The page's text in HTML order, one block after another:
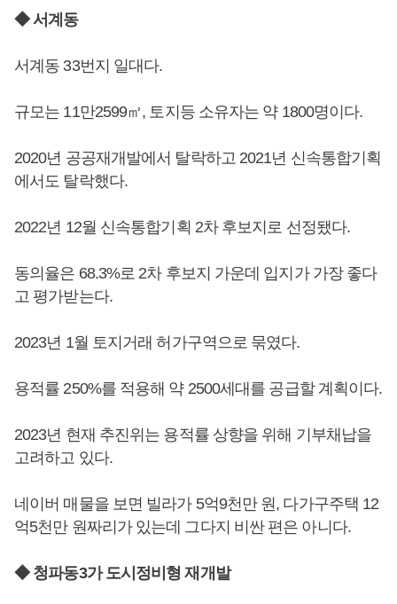
◆ 서계동
서계동 33번지 일대다.
규모는 11만2599㎡, 토지등 소유자는 약 1800명이다.
2020년 공공재개발에서 탈락하고 2021년 신속통합기획
에서도 탈락했다.
2022년 12월 신속통합기획 2차 후보지로 선정됐다.
동의율은 68.3%로 2차 후보지 가운데 입지가 가장 좋다
고 평가받는다.
2023년 1월 토지거래 허가구역으로 묶였다.
용적률 250%를 적용해 약 2500세대를 공급할 계획이다.
2023년 현재 추진위는 용적률 상향을 위해 기부채납을
고려하고 있다.
네이버 매물을 보면 빌라가 5억9천만 원, 다가구주택 12
억5천만 원짜리가 있는데 그다지 비싼 편은 아니다.
◆ 청파동3가 도시정비형 재개발